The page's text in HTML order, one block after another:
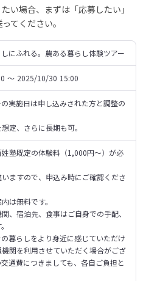
い場合、まずは「応募したい」
てください。
にふれる。農ある暮らし体験ツアー
〜 2025/10/30 15:00
実施日は申し込みされた方と調整の
定、さらに長期も可。
塾既定の体験料（1,000円～）が必
ますので、申込み時にご確認くださ
は無料です。
、宿泊先、食事はご自身での手配、
暮らしをより身近に感じていただけ
関を利用させていただく場合がござ
通費につきましても、各自ご負担と